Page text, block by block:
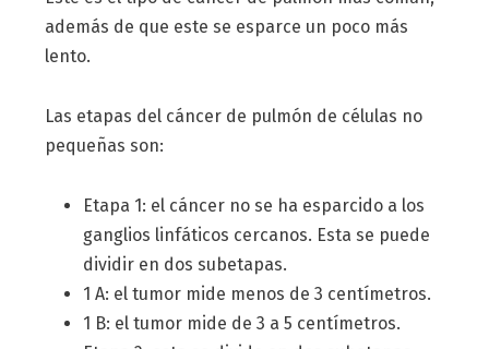
además de que este se esparce un poco más
lento.
Las etapas del cáncer de pulmón de células no
pequeñas son:
Etapa 1: el cáncer no se ha esparcido a los
ganglios linfáticos cercanos. Esta se puede
dividir en dos subetapas.
1 A: el tumor mide menos de 3 centímetros.
1 B: el tumor mide de 3 a 5 centímetros.